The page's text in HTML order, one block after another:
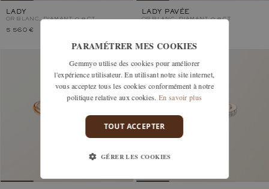
LADY
OR BLANC, DIAMANT 0,8 CT
5 560 €
LADY PAVÉE
OR BLANC, DIAMANT 0,8 CT
PARAMÉTRER MES COOKIES
Gemmyo utilise des cookies pour améliorer
l'expérience utilisateur. En utilisant notre site internet,
vous acceptez tous les cookies conformément à notre
politique relative aux cookies. En savoir plus
TOUT ACCEPTER
GÉRER LES COOKIES